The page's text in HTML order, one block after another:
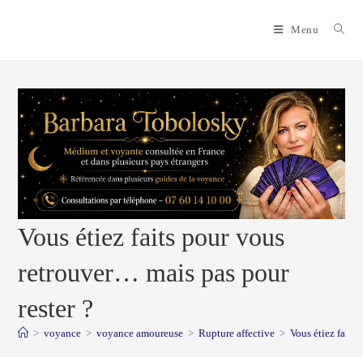
Menu
Vous étiez faits pour vous
retrouver… mais pas pour
rester ?
> voyance > voyance amoureuse > Rupture affective > Vous étiez faits